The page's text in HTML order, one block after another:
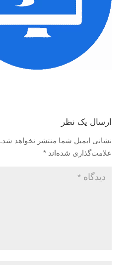
ارسال یک نظر
نشانی ایمیل شما منتشر نخواهد شد.
علامت‌گذاری شده‌اند *